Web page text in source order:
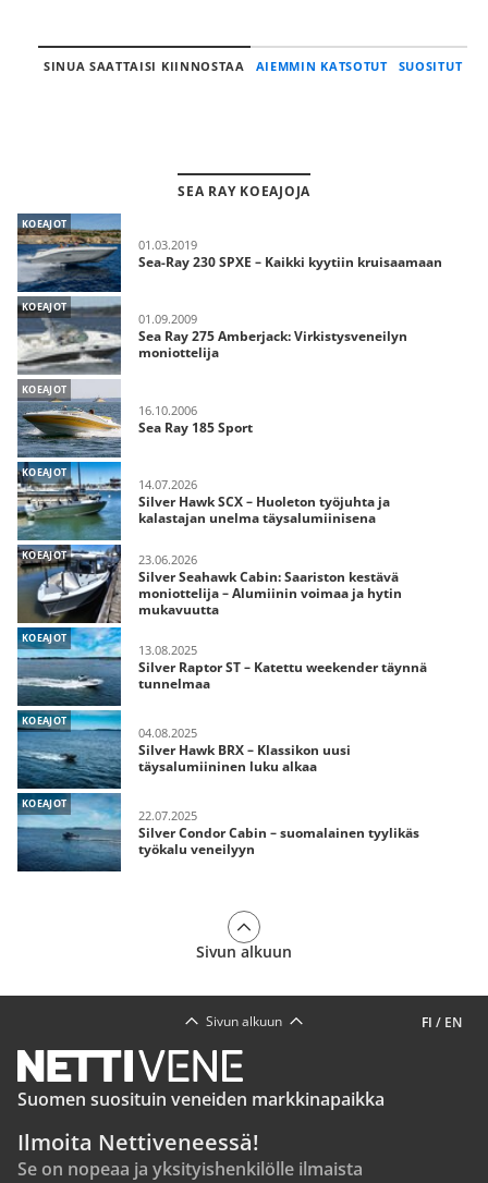
SINUA SAATTAISI KIINNOSTAA AIEMMIN KATSOTUT SUOSITUT
SEA RAY KOEAJOJA
KOEAJOT
01.03.2019
Sea-Ray 230 SPXE – Kaikki kyytiin kruisaamaan
KOEAJOT
01.09.2009
Sea Ray 275 Amberjack: Virkistysveneilyn
moniottelija
KOEAJOT
16.10.2006
Sea Ray 185 Sport
KOEAJOT
14.07.2026
Silver Hawk SCX – Huoleton työjuhta ja
kalastajan unelma täysalumiinisena
KOEAJOT 23.06.2026
Silver Seahawk Cabin: Saariston kestävä
moniottelija – Alumiinin voimaa ja hytin
mukavuutta
KOEAJOT
13.08.2025
Silver Raptor ST – Katettu weekender täynnä
tunnelmaa
KOEAJOT
04.08.2025
Silver Hawk BRX – Klassikon uusi
täysalumiininen luku alkaa
KOEAJOT
22.07.2025
Silver Condor Cabin – suomalainen tyylikäs
työkalu veneilyyn
Sivun alkuun
FI / EN
Sivun alkuun
Suomen suosituin veneiden markkinapaikka
Ilmoita Nettiveneessä!
Se on nopeaa ja yksityishenkilölle ilmaista